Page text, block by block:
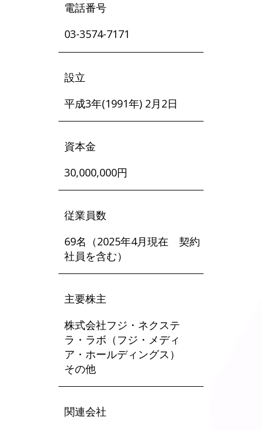
電話番号
03-3574-7171
設立
平成3年(1991年) 2月2日
資本金
30,000,000円
従業員数
69名（2025年4月現在 契約
社員を含む）
主要株主
株式会社フジ・ネクステ
ラ・ラボ（フジ・メディ
ア・ホールディングス）
その他
関連会社